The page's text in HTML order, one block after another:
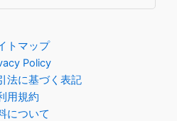
トマップ
Policy
法に基づく表記
用規約
について